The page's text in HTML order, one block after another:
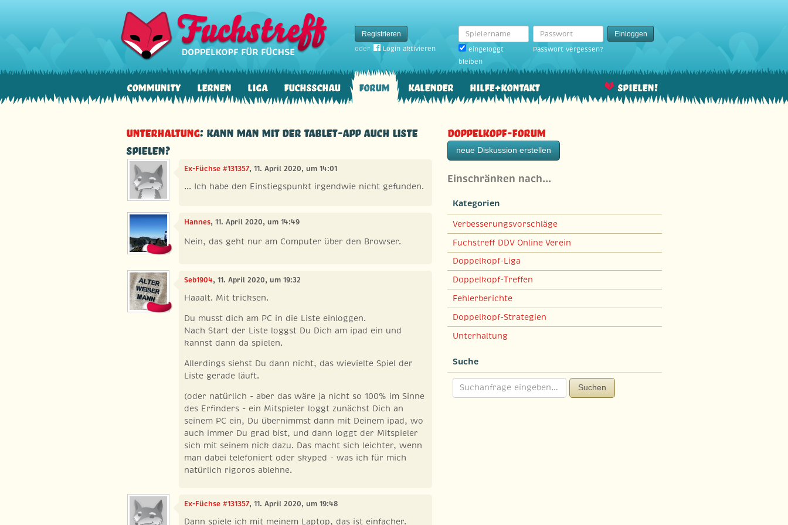
Registrieren
oder
Login aktivieren
Spielername
eingeloggt
bleiben
Passwort
Einloggen
Passwort vergessen?
Community Lernen Liga Fuchsschau Forum Kalender Hilfe+Kontakt Spielen!
Unterhaltung: Kann man mit der Tablet-App auch Liste
spielen?
Ex-Füchse #131357, 11. April 2020, um 14:01
... Ich habe den Einstiegspunkt irgendwie nicht gefunden.
Hannes, 11. April 2020, um 14:49
Nein, das geht nur am Computer über den Browser.
Seb1904, 11. April 2020, um 19:32
Haaalt. Mit tricksen.
Du musst dich am PC in die Liste einloggen.
Nach Start der Liste loggst Du Dich am ipad ein und
kannst dann da spielen.
Allerdings siehst Du dann nicht, das wievielte Spiel der
Liste gerade läuft.
(oder natürlich - aber das wäre ja nicht so 100% im Sinne
des Erfinders - ein Mitspieler loggt zunächst Dich an
seinem PC ein, Du übernimmst dann mit Deinem ipad, wo
auch immer Du grad bist, und dann loggt der Mitspieler
sich mit seinem nick dazu. Das macht sich leichter, wenn
man dabei telefoniert oder skyped - was ich für mich
natürlich rigoros ablehne.
Ex-Füchse #131357, 11. April 2020, um 19:48
Dann spiele ich mit meinem Laptop, das ist einfacher.
Doppelkopf-Forum
neue Diskussion erstellen
Einschränken nach…
Kategorien
Verbesserungsvorschläge
Fuchstreff DDV Online Verein
Doppelkopf-Liga
Doppelkopf-Treffen
Fehlerberichte
Doppelkopf-Strategien
Unterhaltung
Suche
Suchen